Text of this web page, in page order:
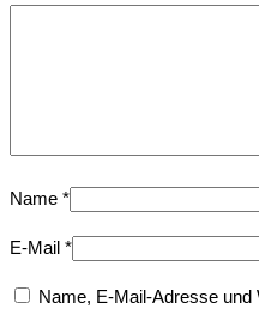
Name *
E-Mail *
Name, E-Mail-Adresse